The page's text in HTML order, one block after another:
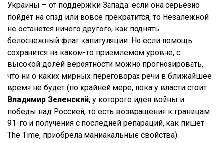
Украины – от поддержки Запада: если она серьёзно
пойдёт на спад или вовсе прекратится, то Незалежной
не останется ничего другого, как поднять
белоснежный флаг капитуляции. Но если помощь
сохранится на каком-то приемлемом уровне, с
высокой долей вероятности можно прогнозировать,
что ни о каких мирных переговорах речи в ближайшее
время не будет (по крайней мере, пока у власти стоит
Владимир Зеленский, у которого идея войны и
победы над Россией, то есть возвращения к границам
91-го и получения с последней репараций, как пишет
The Time, приобрела маниакальные свойства).